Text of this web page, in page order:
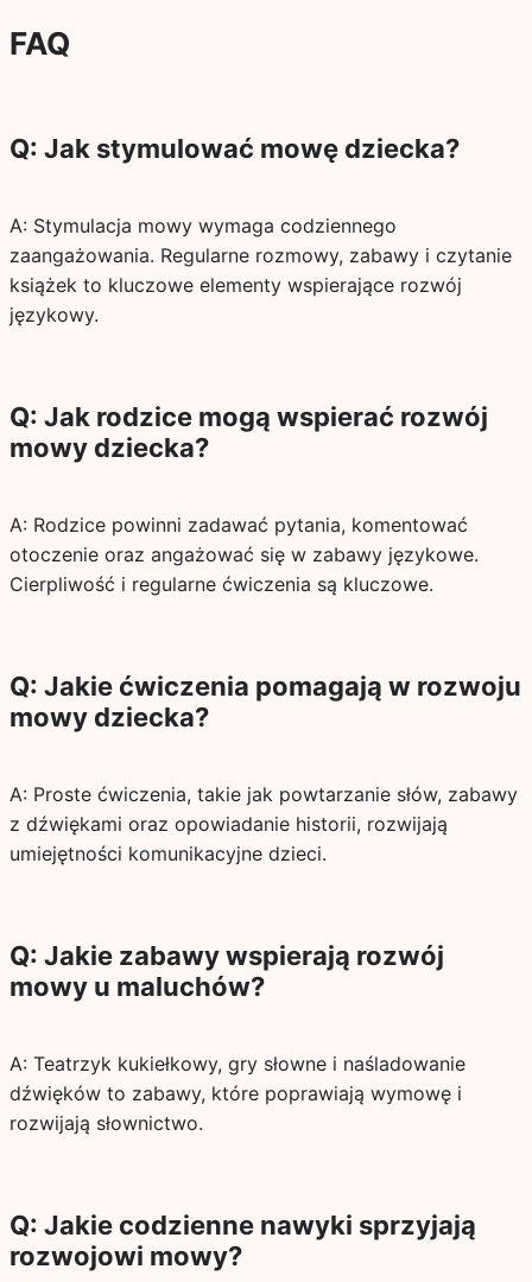
FAQ
Q: Jak stymulować mowę dziecka?
A: Stymulacja mowy wymaga codziennego
zaangażowania. Regularne rozmowy, zabawy i czytanie
książek to kluczowe elementy wspierające rozwój
językowy.
Q: Jak rodzice mogą wspierać rozwój
mowy dziecka?
A: Rodzice powinni zadawać pytania, komentować
otoczenie oraz angażować się w zabawy językowe.
Cierpliwość i regularne ćwiczenia są kluczowe.
Q: Jakie ćwiczenia pomagają w rozwoju
mowy dziecka?
A: Proste ćwiczenia, takie jak powtarzanie słów, zabawy
z dźwiękami oraz opowiadanie historii, rozwijają
umiejętności komunikacyjne dzieci.
Q: Jakie zabawy wspierają rozwój
mowy u maluchów?
A: Teatrzyk kukiełkowy, gry słowne i naśladowanie
dźwięków to zabawy, które poprawiają wymowę i
rozwijają słownictwo.
Q: Jakie codzienne nawyki sprzyjają
rozwojowi mowy?